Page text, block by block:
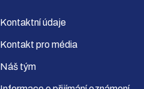
Kontaktní údaje
Kontakt pro média
Náš tým